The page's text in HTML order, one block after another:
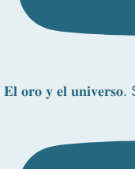
𝐄𝐥 𝐨𝐫𝐨 𝐲 𝐞𝐥